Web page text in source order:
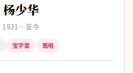
杨少华
1931—至今
宝字辈 蔫哏